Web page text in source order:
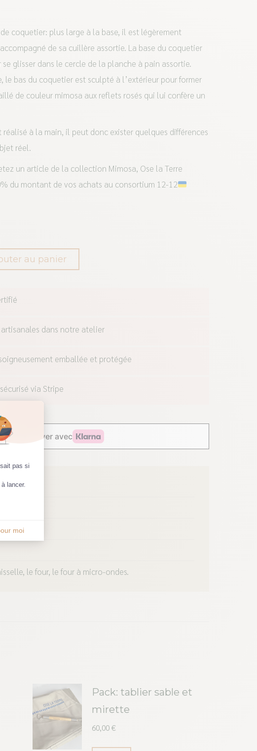
coquetier: plus large à la base, il est légèrement
de sa cuillère assortie. La base du coquetier
glisser dans le cercle de la planche à pain assortie.
le bas du coquetier est sculpté à l’extérieur pour former
de couleur mimosa aux reflets rosés qui lui confère un
à la main, il peut donc exister quelques différences
réel.
un article de la collection Mimosa, Ose la Terre
du montant de vos achats au consortium 12-12
au panier
dans notre atelier
emballée et protégée
via Stripe
le four, le four à micro-ondes.
Pack: tablier sable et
mirette
60,00 €
: Personnalisez vos Options
pas si
lancer.
moi